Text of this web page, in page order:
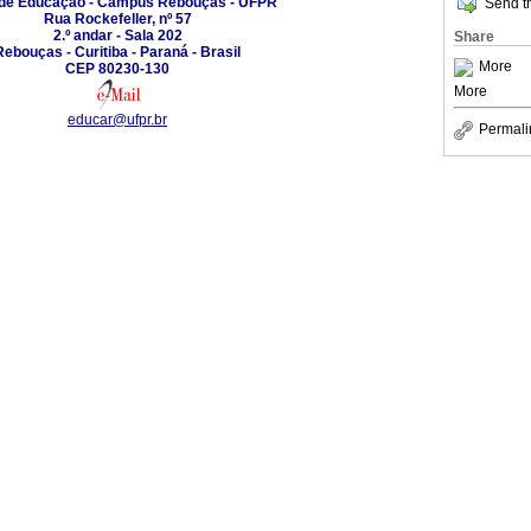
Share
More
More
Rua Rockefeller, nº 57
2.º andar - Sala 202
- Curitiba - Paraná - Brasil
CEP 80230-130
educar@ufpr.br